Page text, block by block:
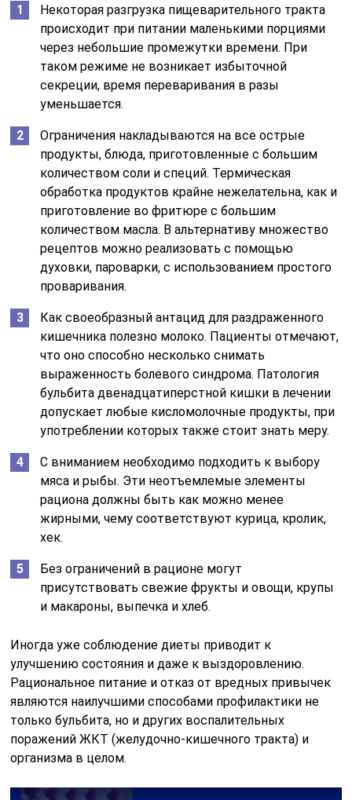
Некоторая разгрузка пищеварительного тракта
происходит при питании маленькими порциями
через небольшие промежутки времени. При
таком режиме не возникает избыточной
секреции, время переваривания в разы
уменьшается.
Ограничения накладываются на все острые
продукты, блюда, приготовленные с большим
количеством соли и специй. Термическая
обработка продуктов крайне нежелательна, как и
приготовление во фритюре с большим
количеством масла. В альтернативу множество
рецептов можно реализовать с помощью
духовки, пароварки, с использованием простого
проваривания.
Как своеобразный антацид для раздраженного
кишечника полезно молоко. Пациенты отмечают,
что оно способно несколько снимать
выраженность болевого синдрома. Патология
бульбита двенадцатиперстной кишки в лечении
допускает любые кисломолочные продукты, при
употреблении которых также стоит знать меру.
С вниманием необходимо подходить к выбору
мяса и рыбы. Эти неотъемлемые элементы
рациона должны быть как можно менее
жирными, чему соответствуют курица, кролик,
хек.
Без ограничений в рационе могут
присутствовать свежие фрукты и овощи, крупы
и макароны, выпечка и хлеб.
Иногда уже соблюдение диеты приводит к
улучшению состояния и даже к выздоровлению.
Рациональное питание и отказ от вредных привычек
являются наилучшими способами профилактики не
только бульбита, но и других воспалительных
поражений ЖКТ (желудочно-кишечного тракта) и
организма в целом.